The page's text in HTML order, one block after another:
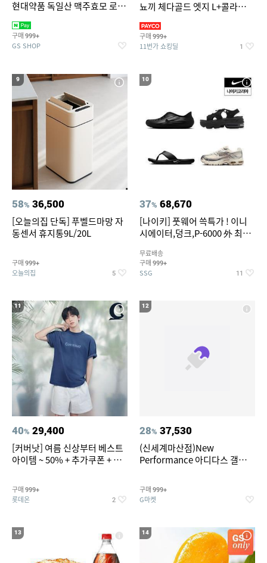
현대약품 독일산 맥주효모 로즈
1000ml (정가 100,000원)
구매 999+
GS SHOP
뇨끼 체다골드 엣지 L+콜라
구매 999+
11번가 쇼킹딜 1
9
58% 36,500
[오늘의집 단독] 푸벨드마망 자
동센서 휴지통9L/20L
구매 999+
오늘의집 5
10
37% 68,670
[나이키] 풋웨어 쓱특가 ! 이니
시에이터,덩크,P-6000 外 최대
무료배송
구매 999+
SSG 11
11
40% 29,400
[커버낫] 여름 신상부터 베스트
아이템 ~ 50% + 추가쿠폰 + 카
구매 999+
롯데온 2
12
28% 37,530
(신세계마산점)New
Performance 아디다스 갤럭시
구매 999+
G마켓
13 14